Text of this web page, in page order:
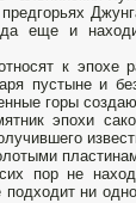
еще и
к
пустыне и
горы
эпохи
пор не
подходит ни